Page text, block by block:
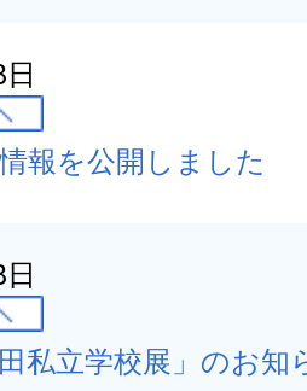
報を公開しました
田私立学校展」のお知